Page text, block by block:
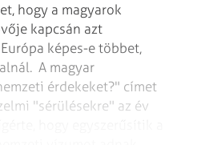
hogy a magyarok
kapcsán azt
képes-e többet,
A magyar
érdekeket?" címet
"sérülésekre" az év